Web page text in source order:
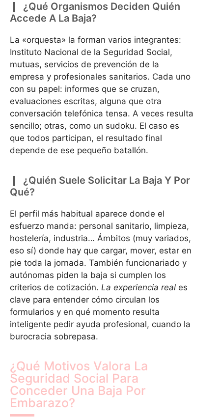
¿Qué Organismos Deciden Quién
Accede A La Baja?
La «orquesta» la forman varios integrantes:
Instituto Nacional de la Seguridad Social,
mutuas, servicios de prevención de la
empresa y profesionales sanitarios. Cada uno
con su papel: informes que se cruzan,
evaluaciones escritas, alguna que otra
conversación telefónica tensa. A veces resulta
sencillo; otras, como un sudoku. El caso es
que todos participan, el resultado final
depende de ese pequeño batallón.
¿Quién Suele Solicitar La Baja Y Por
Qué?
El perfil más habitual aparece donde el
esfuerzo manda: personal sanitario, limpieza,
hostelería, industria… Ámbitos (muy variados,
eso sí) donde hay que cargar, mover, estar en
pie toda la jornada. También funcionariado y
autónomas piden la baja si cumplen los
criterios de cotización. La experiencia real es
clave para entender cómo circulan los
formularios y en qué momento resulta
inteligente pedir ayuda profesional, cuando la
burocracia sobrepasa.
¿Qué Motivos Valora La
Seguridad Social Para
Conceder Una Baja Por
Embarazo?